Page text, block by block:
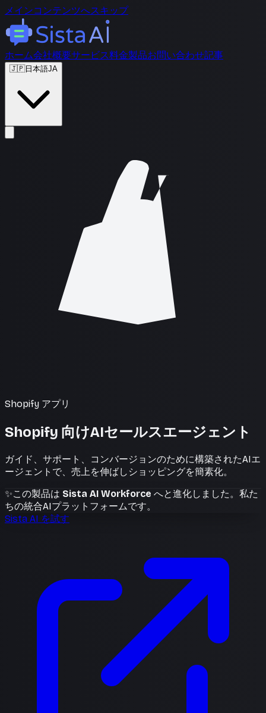
メインコンテンツへスキップ
ホーム会社概要サービス料金製品お問い合わせ記事
🇯🇵日本語JA
Shopify アプリ
Shopify 向けAIセールスエージェント
ガイド、サポート、コンバージョンのために構築されたAIエ
ージェントで、売上を伸ばしショッピングを簡素化。
✨この製品は Sista AI Workforce へと進化しました。私た
ちの統合AIプラットフォームです。
Sista AI を試す